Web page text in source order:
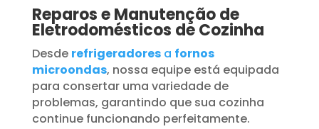
Reparos e Manutenção de
Eletrodomésticos de Cozinha
Desde refrigeradoresa fornos
microondas, nossa equipe está equipada
para consertar uma variedade de
problemas, garantindo que sua cozinha
continue funcionando perfeitamente.